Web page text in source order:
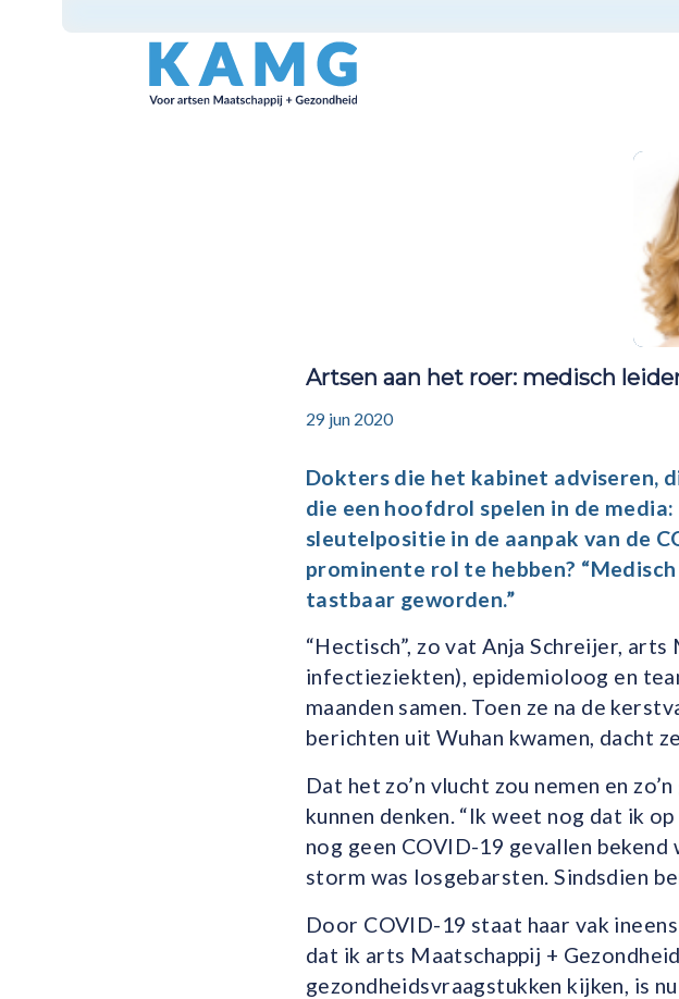
Artsen aan het roer: medisch
29 jun 2020
Dokters die het kabinet adviseren,
die een hoofdrol spelen in de
sleutelpositie in de aanpak van de
prominente rol te hebben?
tastbaar geworden.”
“Hectisch”, zo vat Anja Schreijer,
infectieziekten), epidemioloog en
maanden samen. Toen ze na de
berichten uit Wuhan kwamen, dacht
Dat het zo’n vlucht zou nemen en
kunnen denken. “Ik weet nog dat ik
nog geen COVID­-19 gevallen
storm was losgebarsten. Sindsdien
Door COVID­-19 staat haar vak
dat ik arts Maatschappij +
gezondheidsvraagstukken kijken, is